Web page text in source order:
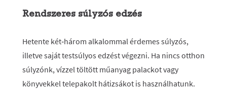
Rendszeres súlyzós edzés
Hetente két‑három alkalommal érdemes súlyzós,
illetve saját testsúlyos edzést végezni. Ha nincs otthon
súlyzónk, vízzel töltött műanyag palackot vagy
könyvekkel telepakolt hátizsákot is használhatunk.